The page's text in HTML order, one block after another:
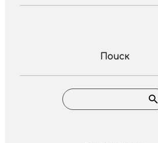
Поиск